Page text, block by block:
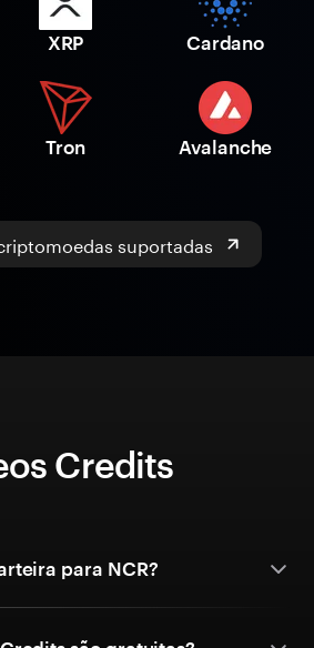
XRP Cardano
Tron Avalanche
suportadas
Credits
para NCR?